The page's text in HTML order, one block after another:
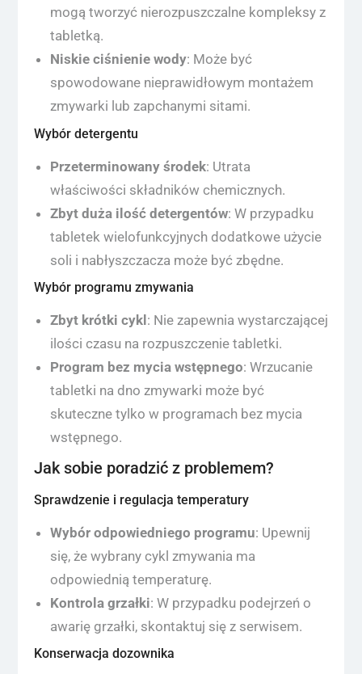
mogą tworzyć nierozpuszczalne kompleksy z
tabletką.
Niskie ciśnienie wody: Może być
spowodowane nieprawidłowym montażem
zmywarki lub zapchanymi sitami.
Wybór detergentu
Przeterminowany środek: Utrata
właściwości składników chemicznych.
Zbyt duża ilość detergentów: W przypadku
tabletek wielofunkcyjnych dodatkowe użycie
soli i nabłyszczacza może być zbędne.
Wybór programu zmywania
Zbyt krótki cykl : Nie zapewnia wystarczającej
ilości czasu na rozpuszczenie tabletki.
Program bez mycia wstępnego: Wrzucanie
tabletki na dno zmywarki może być
skuteczne tylko w programach bez mycia
wstępnego.
Jak sobie poradzić z problemem?
Sprawdzenie i regulacja temperatury
Wybór odpowiedniego programu: Upewnij
się, że wybrany cykl zmywania ma
odpowiednią temperaturę.
Kontrola grzałki: W przypadku podejrzeń o
awarię grzałki, skontaktuj się z serwisem.
Konserwacja dozownika